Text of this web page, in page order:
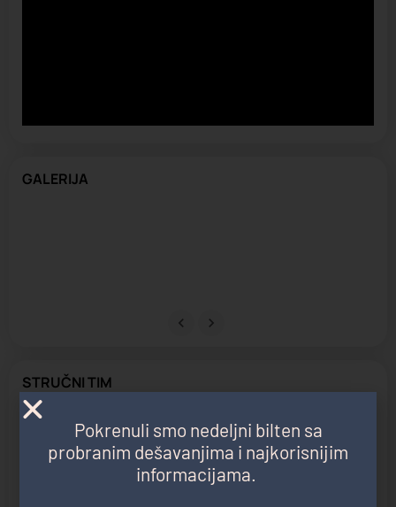
GALERIJA
STRUČNI TIM
Stručni tim
Rukometni klub „Novi Beograd“ u svom stručnom štabu ima 9
trenera koji su jedni od najboljih i najstručnijih u Srbiji posebno
u radu sa mlađim kategorijama. Svi oni sprovode plan i program
Pokrenuli smo nedeljni bilten sa
probranim dešavanjima i najkorisnijim
informacijama.